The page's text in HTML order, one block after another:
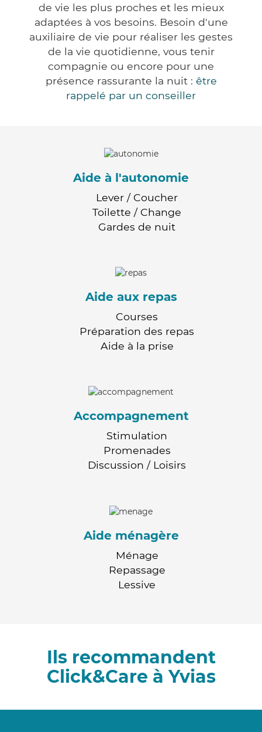
de vie les plus proches et les mieux
adaptées à vos besoins. Besoin d'une
auxiliaire de vie pour réaliser les gestes
de la vie quotidienne, vous tenir
compagnie ou encore pour une
présence rassurante la nuit : être
rappelé par un conseiller
Aide à l'autonomie
Lever / Coucher
Toilette / Change
Gardes de nuit
Aide aux repas
Courses
Préparation des repas
Aide à la prise
Accompagnement
Stimulation
Promenades
Discussion / Loisirs
Aide ménagère
Ménage
Repassage
Lessive
Ils recommandent
Click&Care à Yvias